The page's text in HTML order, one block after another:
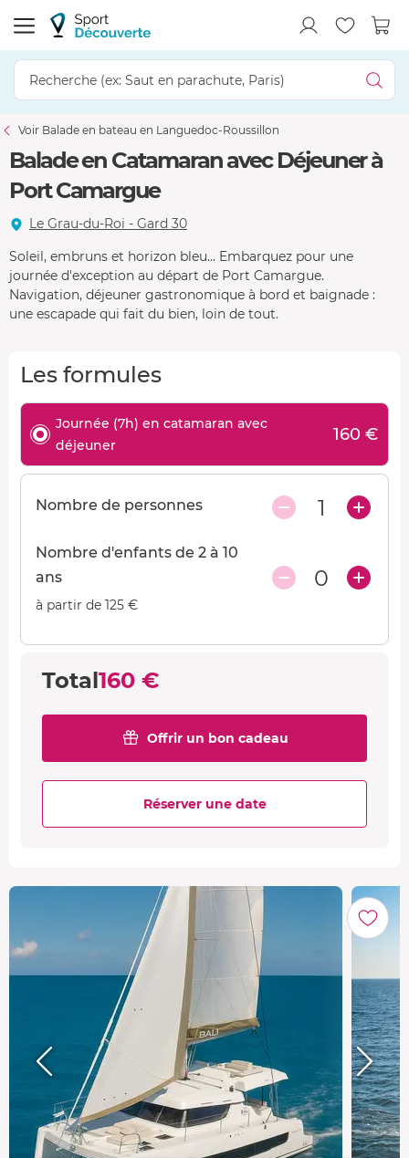
Voir Balade en bateau en Languedoc-Roussillon
Balade en Catamaran avec Déjeuner à
Port Camargue
Le Grau-du-Roi - Gard 30
Soleil, embruns et horizon bleu… Embarquez pour une
journée d'exception au départ de Port Camargue.
Navigation, déjeuner gastronomique à bord et baignade :
une escapade qui fait du bien, loin de tout.
Les formules
Journée (7h) en catamaran avec
déjeuner
160 €
Nombre de personnes 1
Nombre d'enfants de 2 à 10
ans
à partir de 125 €
0
Total160 €
Offrir un bon cadeau
Réserver une date